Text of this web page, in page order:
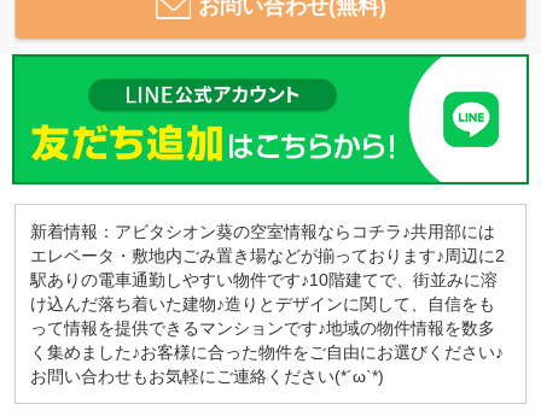
お問い合わせ(無料)
新着情報：アビタシオン葵の空室情報ならコチラ♪共用部には
エレベータ・敷地内ごみ置き場などが揃っております♪周辺に2
駅ありの電車通勤しやすい物件です♪10階建てで、街並みに溶
け込んだ落ち着いた建物♪造りとデザインに関して、自信をも
って情報を提供できるマンションです♪地域の物件情報を数多
く集めました♪お客様に合った物件をご自由にお選びください♪
お問い合わせもお気軽にご連絡ください(*´ω`*)